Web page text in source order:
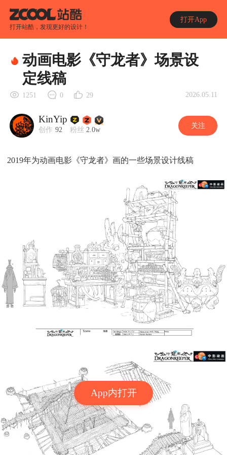
打开站酷，发现更好的设计！
打开App
App内打开
动画电影《守龙者》场景设
定线稿
1251 0 29 2026.05.11
KinYip
创作 92 粉丝 2.0w 关注
2019年为动画电影《守龙者》画的一些场景设计线稿